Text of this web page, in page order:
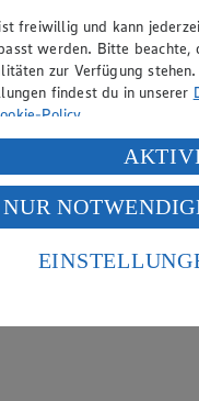
freiwillig und kann
werden. Bitte
zur Verfügung
findest du in unserer
Policy.
personenbezogenen Daten
klickst, willigst du im
in den USA verarbeitet
Standards nicht
durch US-amerikanische
NUR